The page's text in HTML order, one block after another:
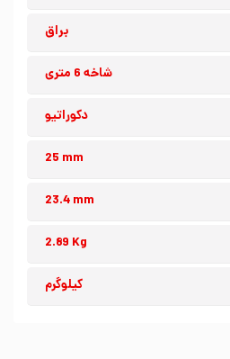
براق
شاخه 6 متری
دکوراتیو
25 mm
23.4 mm
2.89 Kg
کیلوگرم